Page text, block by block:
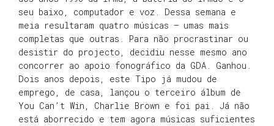
seu baixo, computador e voz. Dessa semana e
meia resultaram quatro músicas – umas mais
completas que outras. Para não procrastinar ou
desistir do projecto, decidiu nesse mesmo ano
concorrer ao apoio fonográfico da GDA. Ganhou.
Dois anos depois, este Tipo já mudou de
emprego, de casa, lançou o terceiro álbum de
You Can’t Win, Charlie Brown e foi pai. Já não
está aborrecido e tem agora músicas suficientes